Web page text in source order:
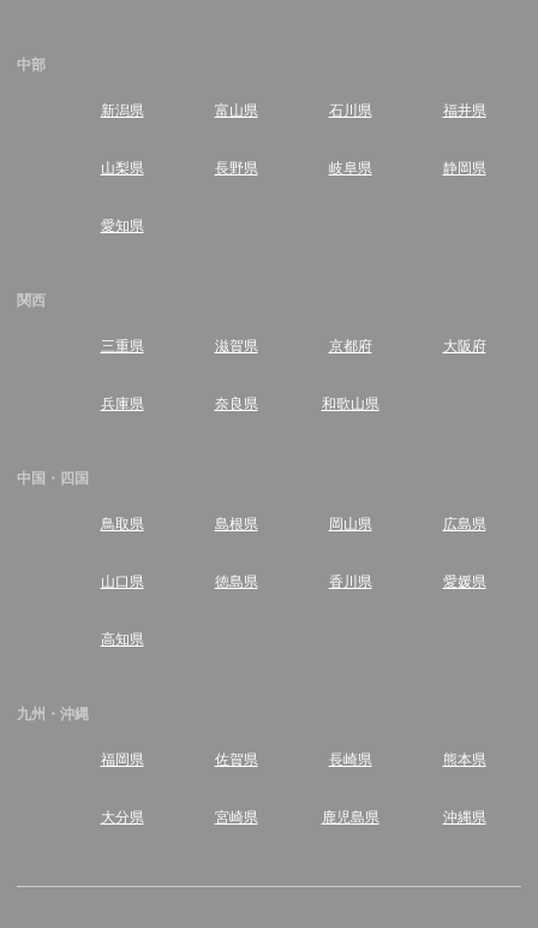
中部
新潟県 富山県 石川県 福井県
山梨県 長野県 岐阜県 静岡県
愛知県
関西
三重県 滋賀県 京都府 大阪府
兵庫県 奈良県 和歌山県
中国・四国
鳥取県 島根県 岡山県 広島県
山口県 徳島県 香川県 愛媛県
高知県
九州・沖縄
福岡県 佐賀県 長崎県 熊本県
大分県 宮崎県 鹿児島県 沖縄県